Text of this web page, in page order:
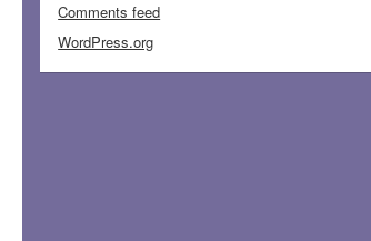
Comments feed
WordPress.org